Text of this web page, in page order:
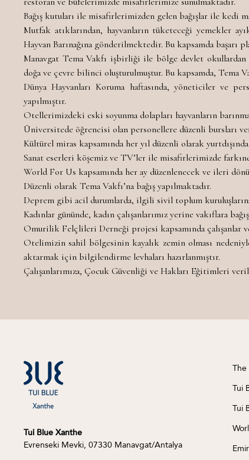
Bağış kutuları ile misafirlerimizden gelen bağışlar ile kedi
Mutfak atıklarından, hayvanların tüketeceği yemekler
Hayvan Barınağına gönderilmektedir. Bu kapsamda başarı
Manavgat Tema Vakfı işbirliği ile bölge devlet
doğa ve çevre bilinci oluşturulmuştur. Bu kapsamda, Tema
Dünya Hayvanları Koruma haftasında, yöneticiler ve
yapılmıştır.
Otellerimizdeki eski soyunma dolapları hayvanların
Üniversitede öğrencisi olan personellere düzenli bursları
Kültürel miras kapsamında her yıl düzenli olarak
Sanat eserleri köşemiz ve TV’ler ile misafirlerimizde
World For Us kapsamında her ay düzenlenecek ve ileri
Düzenli olarak Tema Vakfı’na bağış yapılmaktadır.
Deprem gibi acil durumlarda, ilgili sivil toplum kuruluşlarına
Kadınlar gününde, kadın çalışanlarımız yerine vakıflara
Omurilik Felçlileri Derneği projesi kapsamında çalışanlar
Otelimizin sahil bölgesinin kayalık zemin olması
aktarmak için bilgilendirme levhaları hazırlanmıştır.
Çalışanlarımıza, Çocuk Güvenliği ve Hakları Eğitimleri
Tui Blue Xanthe
Evrenseki Mevki, 07330 Manavgat/Antalya
The
Tui
Tui